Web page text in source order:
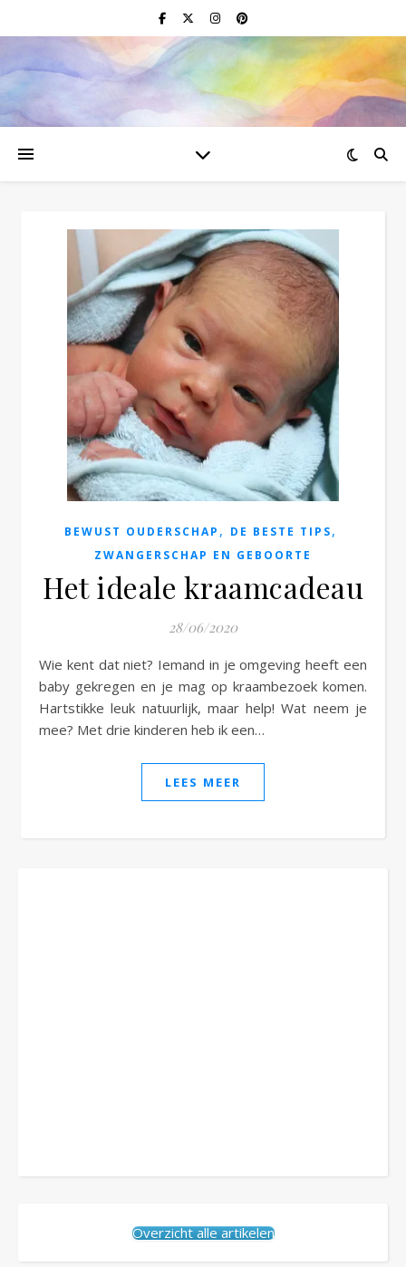
BEWUST OUDERSCHAP , DE BESTE TIPS,
ZWANGERSCHAP EN GEBOORTE
Het ideale kraamcadeau
28/06/2020
Wie kent dat niet? Iemand in je omgeving heeft een
baby gekregen en je mag op kraambezoek komen.
Hartstikke leuk natuurlijk, maar help! Wat neem je
mee? Met drie kinderen heb ik een…
LEES MEER
Overzicht alle artikelen